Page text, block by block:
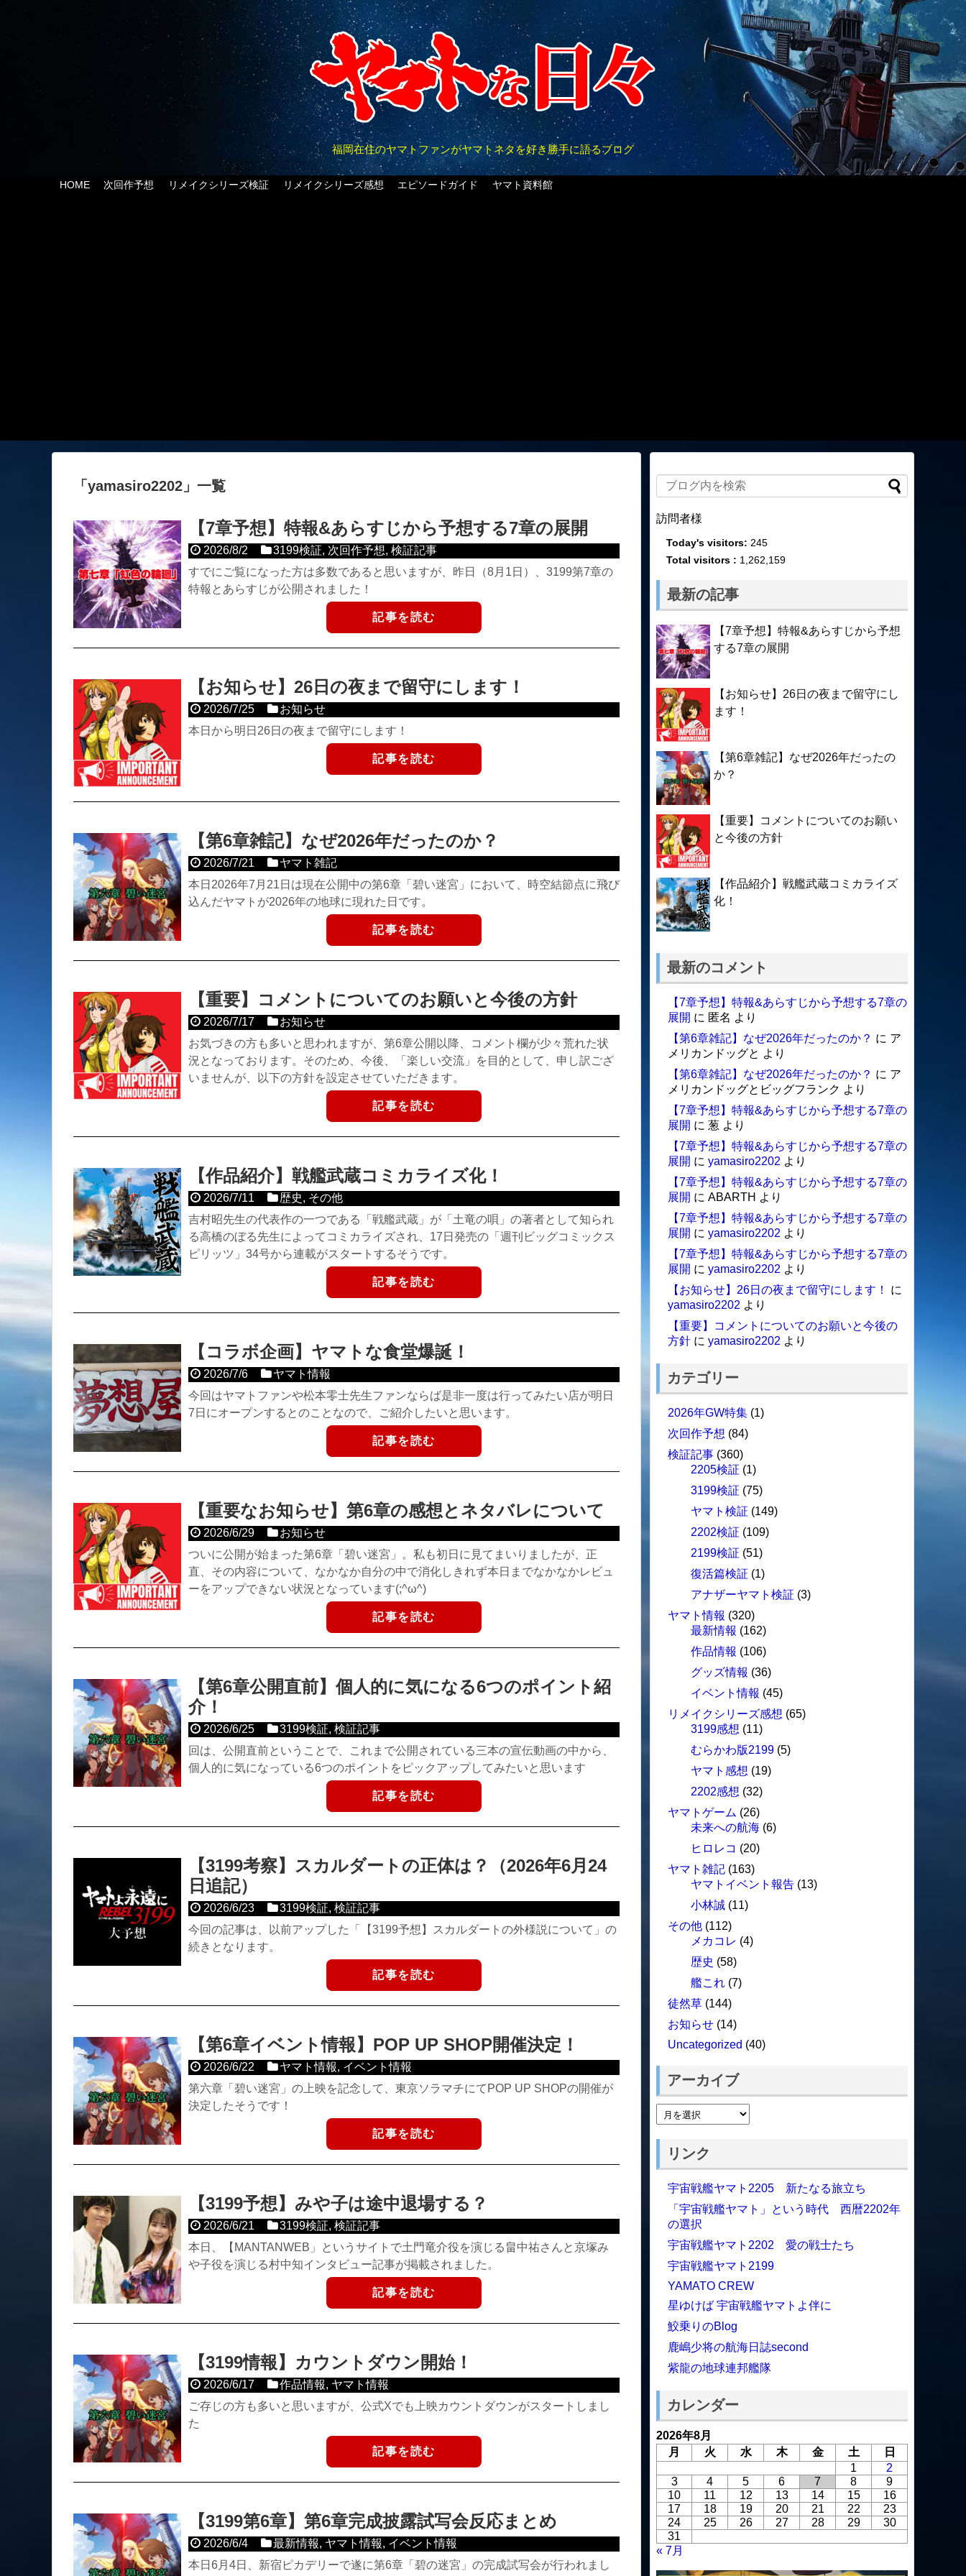
福岡在住のヤマトファンがヤマトネタを好き勝手に語るブログ
HOME 次回作予想 リメイクシリーズ検証 リメイクシリーズ感想 エピソードガイド ヤマト資料館
「 yamasiro2202 」 一覧
【7章予想】特報&あらすじから予想する7章の展開
2026/8/2 3199検証, 次回作予想,検証記事
すでにご覧になった方は多数であると思いますが、昨日（8月1日）、3199第7章の
特報とあらすじが公開されました！
記事を読む
【お知らせ】26日の夜まで留守にします！
2026/7/25
お知らせ
本日から明日26日の夜まで留守にします！
記事を読む
【第6章雑記】なぜ2026年だったのか？
2026/7/21
ヤマト雑記
本日2026年7月21日は現在公開中の第6章「碧い迷宮」において、時空結節点に飛び
込んだヤマトが2026年の地球に現れた日です。
記事を読む
【重要】コメントについてのお願いと今後の方針
2026/7/17
お知らせ
お気づきの方も多いと思われますが、第6章公開以降、コメント欄が少々荒れた状
況となっております。そのため、今後、「楽しい交流」を目的として、申し訳ござ
いませんが、以下の方針を設定させていただきます。
記事を読む
【作品紹介】戦艦武蔵コミカライズ化！
2026/7/11 歴史, その他
吉村昭先生の代表作の一つである「戦艦武蔵」が「土竜の唄」の著者として知られ
る高橋のぼる先生によってコミカライズされ、17日発売の「週刊ビッグコミックス
ピリッツ」34号から連載がスタートするそうです。
記事を読む
【コラボ企画】ヤマトな食堂爆誕！
2026/7/6
ヤマト情報
今回はヤマトファンや松本零士先生ファンならば是非一度は行ってみたい店が明日
7日にオープンするとのことなので、ご紹介したいと思います。
記事を読む
【重要なお知らせ】第6章の感想とネタバレについて
2026/6/29
お知らせ
ついに公開が始まった第6章「碧い迷宮」。私も初日に見てまいりましたが、正
直、その内容について、なかなか自分の中で消化しきれず本日までなかなかレビュ
ーをアップできない状況となっています(;^ω^)
記事を読む
【第6章公開直前】個人的に気になる6つのポイント紹
介！
2026/6/25 3199検証,検証記事
回は、公開直前ということで、これまで公開されている三本の宣伝動画の中から、
個人的に気になっている6つのポイントをピックアップしてみたいと思います
記事を読む
【3199考察】スカルダートの正体は？（2026年6月24
日追記）
2026/6/23 3199検証,検証記事
今回の記事は、以前アップした「【3199予想】スカルダートの外様説について」の
続きとなります。
記事を読む
【第6章イベント情報】POP UP SHOP開催決定！
2026/6/22 ヤマト情報, イベント情報
第六章「碧い迷宮」の上映を記念して、東京ソラマチにてPOP UP SHOPの開催が
決定したそうです！
記事を読む
【3199予想】みや子は途中退場する？
2026/6/21 3199検証,検証記事
本日、【MANTANWEB」というサイトで土門竜介役を演じる畠中祐さんと京塚み
や子役を演じる村中知インタビュー記事が掲載されました。
記事を読む
【3199情報】カウントダウン開始！
2026/6/17 作品情報, ヤマト情報
ご存じの方も多いと思いますが、公式Xでも上映カウントダウンがスタートしまし
た
記事を読む
【3199第6章】第6章完成披露試写会反応まとめ
2026/6/4 最新情報, ヤマト情報, イベント情報
本日6月4日、新宿ピカデリーで遂に第6章「碧の迷宮」の完成試写会が行われまし
訪問者様
Today's visitors: 245
Total visitors : 1,262,159
最新の記事
【7章予想】特報&あらすじから予想
する7章の展開
【お知らせ】26日の夜まで留守にし
ます！
【第6章雑記】なぜ2026年だったの
か？
【重要】コメントについてのお願い
と今後の方針
【作品紹介】戦艦武蔵コミカライズ
化！
最新のコメント
【7章予想】特報&あらすじから予想する7章の
展開 に 匿名 より
【第6章雑記】なぜ2026年だったのか？ に ア
メリカンドッグと より
【第6章雑記】なぜ2026年だったのか？ に ア
メリカンドッグとビッグフランク より
【7章予想】特報&あらすじから予想する7章の
展開 に 葱 より
【7章予想】特報&あらすじから予想する7章の
展開 に yamasiro2202 より
【7章予想】特報&あらすじから予想する7章の
展開 に ABARTH より
【7章予想】特報&あらすじから予想する7章の
展開 に yamasiro2202 より
【7章予想】特報&あらすじから予想する7章の
展開 に yamasiro2202 より
【お知らせ】26日の夜まで留守にします！
に
yamasiro2202 より
【重要】コメントについてのお願いと今後の
方針 に yamasiro2202 より
カテゴリー
2026年GW特集 (1)
次回作予想 (84)
検証記事 (360)
2205検証 (1)
3199検証 (75)
ヤマト検証 (149)
2202検証 (109)
2199検証 (51)
復活篇検証 (1)
アナザーヤマト検証 (3)
ヤマト情報 (320)
最新情報 (162)
作品情報 (106)
グッズ情報 (36)
イベント情報 (45)
リメイクシリーズ感想 (65)
3199感想 (11)
むらかわ版2199 (5)
ヤマト感想 (19)
2202感想 (32)
ヤマトゲーム (26)
未来への航海 (6)
ヒロレコ (20)
ヤマト雑記 (163)
ヤマトイベント報告 (13)
小林誠 (11)
その他 (112)
メカコレ (4)
歴史 (58)
艦これ (7)
徒然草 (144)
お知らせ (14)
Uncategorized (40)
アーカイブ
リンク
宇宙戦艦ヤマト2205 新たなる旅立ち
「宇宙戦艦ヤマト」という時代 西暦2202年
の選択
宇宙戦艦ヤマト2202 愛の戦士たち
宇宙戦艦ヤマト2199
YAMATO CREW
星ゆけば 宇宙戦艦ヤマトよ伴に
鮫乗りのBlog
鹿嶋少将の航海日誌second
紫龍の地球連邦艦隊
カレンダー
2026年8月
月
火 水 木 金 土
日
1
2
3
4 5 6 7 8
9
10
11 12 13 14 15
16
17
18 19 20 21 22
23
24
25 26 27 28 29
30
31
« 7月